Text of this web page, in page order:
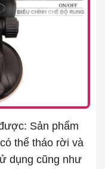
Sản phẩm
thể tháo rời và
dụng cũng như